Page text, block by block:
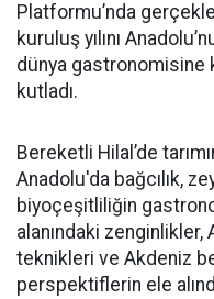
Platformu’nda
kuruluş yılını
dünya gastronomisine
kutladı.
Bereketli Hilal’de
Anadolu'da bağcılık,
biyoçeşitliliğin
alanındaki
teknikleri ve Akdeniz
perspektiflerin ele